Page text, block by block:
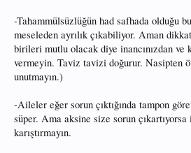
-Tahammülsüzlüğün had safhada olduğu
meseleden ayrılık çıkabiliyor. Aman
birileri mutlu olacak diye inancınızdan
vermeyin. Taviz tavizi doğurur. Nasipten
unutmayın.)
-Aileler eğer sorun çıktığında tampon
süper. Ama aksine size sorun
karıştırmayın.